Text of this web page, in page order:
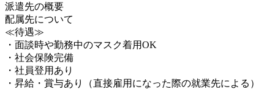
派遣先の概要
配属先について
≪待遇≫
・面談時や勤務中のマスク着用OK
・社会保険完備
・社員登用あり
・昇給・賞与あり（直接雇用になった際の就業先による）